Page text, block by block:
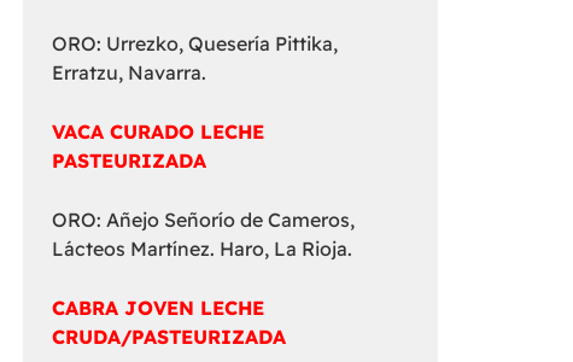
ORO: Urrezko, Quesería Pittika,
Erratzu, Navarra.
VACA CURADO LECHE
PASTEURIZADA
ORO: Añejo Señorío de Cameros,
Lácteos Martínez. Haro, La Rioja.
CABRA JOVEN LECHE
CRUDA/PASTEURIZADA